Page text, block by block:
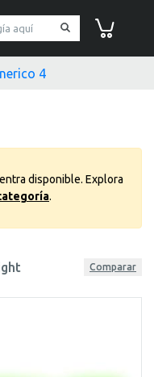
disponible. Explora
.
Comparar